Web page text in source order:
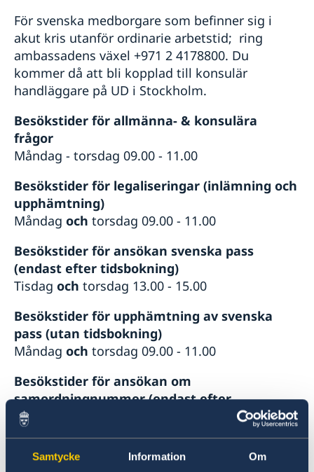
Samtycke Information Om
För svenska medborgare som befinner sig i
akut kris utanför ordinarie arbetstid; ring
ambassadens växel +971 2 4178800. Du
kommer då att bli kopplad till konsulär
handläggare på UD i Stockholm.
Besökstider för allmänna- & konsulära
frågor
Måndag - torsdag 09.00 - 11.00
Besökstider för legaliseringar (inlämning och
upphämtning)
Måndag och torsdag 09.00 - 11.00
Besökstider för ansökan svenska pass
(endast efter tidsbokning)
Tisdag och torsdag 13.00 - 15.00
Besökstider för upphämtning av svenska
pass (utan tidsbokning)
Måndag och torsdag 09.00 - 11.00
Besökstider för ansökan om
samordningnummer (endast efter
tidsbokning)
Tisdag 09.00 - 11.00
Besökstider för migrationsfrågor